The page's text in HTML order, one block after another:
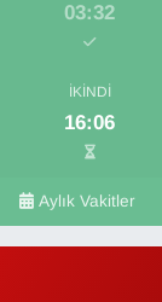
03:32
İKINDI
16:06
Aylık Vakitler